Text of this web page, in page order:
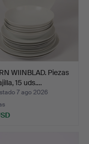
WIINBLAD. Piezas
15 uds.…
7 ago 2026